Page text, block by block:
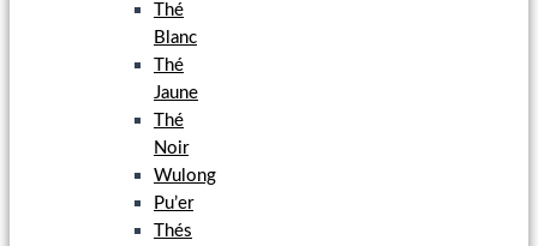
Thé
Blanc
Thé
Jaune
Thé
Noir
Wulong
Pu’er
Thés